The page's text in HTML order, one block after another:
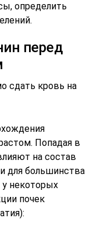
определить
перед
сдать кровь на
Попадая в
на состав
для большинства
некоторых
почек